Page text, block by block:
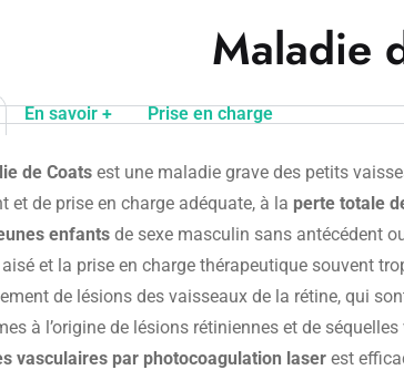
Maladie
En savoir + Prise en charge
de Coatsest une maladie grave des petits
et de prise en charge adéquate, à la perte totale
enfantsde sexe masculin sans antécédent
aisé et la prise en charge thérapeutique souvent
de lésions des vaisseaux de la rétine, qui
à l’origine de lésions rétiniennes et de
vasculaires par photocoagulation laser est